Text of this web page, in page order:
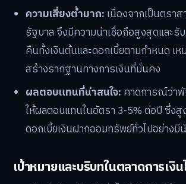
ความเสี่ยงต่ำมาก: เนื่องจากเป็นตรา
รัฐบาล จึงมีความน่าเชื่อถือสูงสุดและรั
คืนทั้งเงินต้นและดอกเบี้ยตามกำหนด เห
สร้างรากฐานทางการเงินที่มั่นคง
ผลตอบแทนที่น่าสนใจ: คาดการณ์ว่า
ให้ผลตอบแทนในอัตรา 3-5% ต่อปี ซึ่งสู
ดอกเบี้ยเงินฝากออมทรัพย์ทั่วไปอย่าง
เป้าหมายและบริบทในตลาดการเงิน